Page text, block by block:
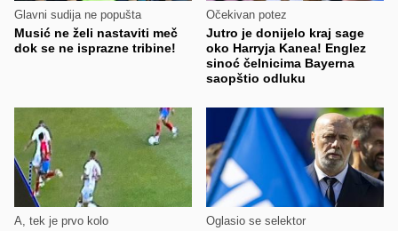
Glavni sudija ne popušta
Musić ne želi nastaviti meč
dok se ne isprazne tribine!
Očekivan potez
Jutro je donijelo kraj sage
oko Harryja Kanea! Englez
sinoć čelnicima Bayerna
saopštio odluku
A, tek je prvo kolo Oglasio se selektor